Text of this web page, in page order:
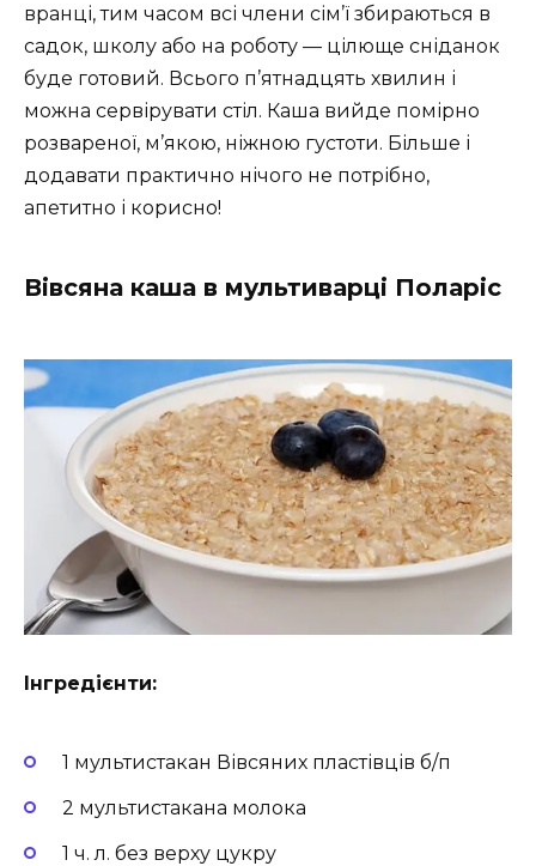
вранці, тим часом всі члени сім’ї збираються в
садок, школу або на роботу — цілюще сніданок
буде готовий. Всього п’ятнадцять хвилин і
можна сервірувати стіл. Каша вийде помірно
розвареної, м’якою, ніжною густоти. Більше і
додавати практично нічого не потрібно,
апетитно і корисно!
Вівсяна каша в мультиварці Поларіс
Інгредієнти:
1 мультистакан Вівсяних пластівців б/п
2 мультистакана молока
1 ч. л. без верху цукру